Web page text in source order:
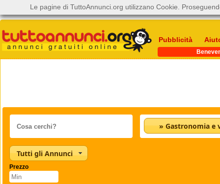
Pubblicità
» Gastronomia e
Tutti gli Annunci
Prezzo
Le pagine di TuttoAnnunci.org utilizzano Cookie.